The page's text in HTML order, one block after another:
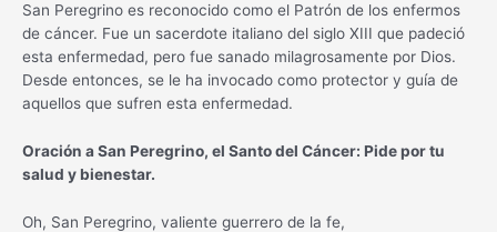
San Peregrino es reconocido como el Patrón de los enfermos
de cáncer. Fue un sacerdote italiano del siglo XIII que padeció
esta enfermedad, pero fue sanado milagrosamente por Dios.
Desde entonces, se le ha invocado como protector y guía de
aquellos que sufren esta enfermedad.
Oración a San Peregrino, el Santo del Cáncer: Pide por tu
salud y bienestar.
Oh, San Peregrino, valiente guerrero de la fe,